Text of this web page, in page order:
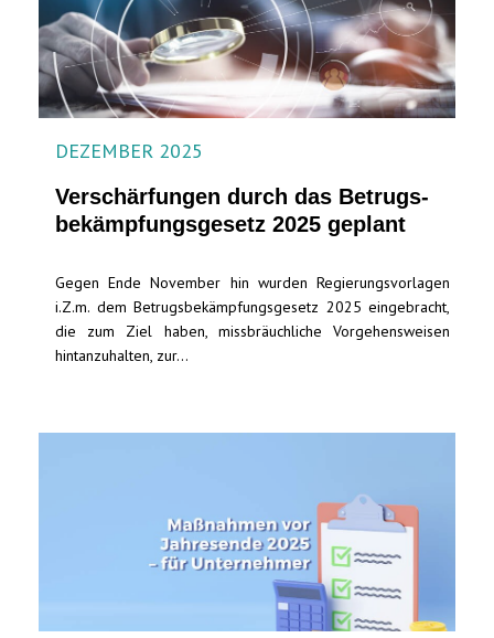
DEZEMBER 2025
Verschärfungen durch das Betrugs­
bekämpfungs­gesetz 2025 geplant
Gegen Ende November hin wurden Regierungsvorlagen
i.Z.m. dem Betrugsbekämpfungsgesetz 2025 eingebracht,
die zum Ziel haben, missbräuchliche Vorgehensweisen
hintanzuhalten, zur...